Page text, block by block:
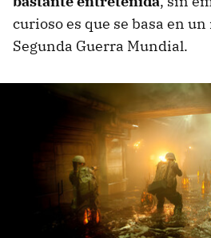
curioso es que se basa en
Segunda Guerra Mundial.